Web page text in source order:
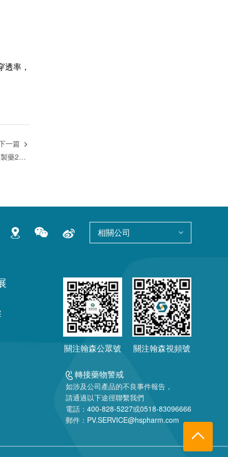
率，
一篇 
新年快樂 | 十大亮點帶你重溫翰森製藥2021閃耀時刻
相關公司
關注翰森公眾號 關注翰森視頻號
轉接藥物警戒
如涉及公司產品的不良事件報告，
請通過以下途徑聯繫我們
電話： 400-828-5227或0518-83096666
郵件： PV.SERVICE@hspharm.com